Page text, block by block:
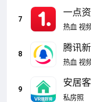
7
一点
热血 视
8
腾讯
热血 视
9
安居
源）
私房照